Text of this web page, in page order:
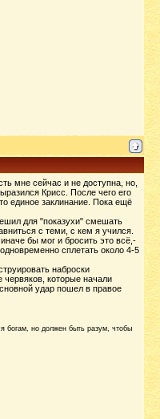
мне сейчас и не доступна, но,
Крисс. После чего его
единое заклинание. Пока ещё
для "показухи" смешать
с теми, с кем я учился.
бы мог и бросить это всё,-
сплетать около 4-5
наброски
которые начали
удар пошел в правое
богам, но должен быть разум, чтобы